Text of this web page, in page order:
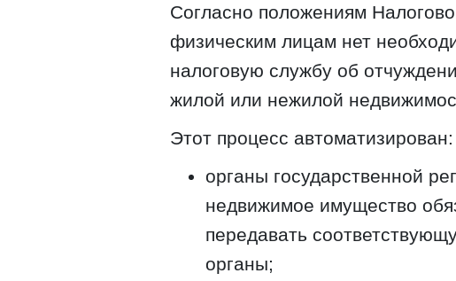
Согласно положениям
физическим лицам нет
налоговую службу об
жилой или нежилой
Этот процесс автоматизирован:
органы государственной
недвижимое имущество
передавать
органы;